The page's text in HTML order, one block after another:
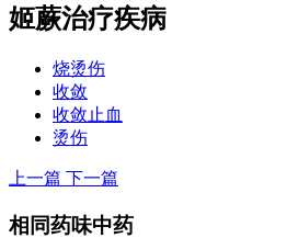
姬蕨治疗疾病
烧烫伤
收敛
收敛止血
烫伤
上一篇 下一篇
相同药味中药